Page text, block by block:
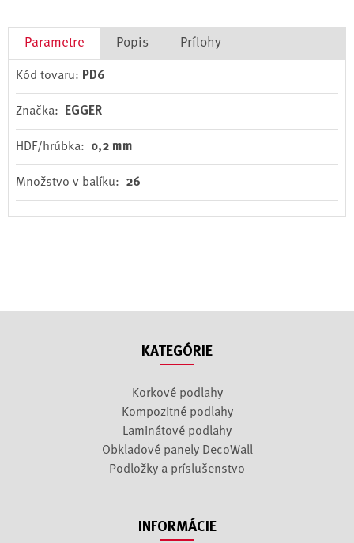
Parametre Popis Prílohy
Kód tovaru: PD6
Značka: EGGER
HDF/hrúbka: 0,2 mm
Množstvo v balíku: 26
KATEGÓRIE
Korkové podlahy
Kompozitné podlahy
Laminátové podlahy
Obkladové panely DecoWall
Podložky a príslušenstvo
INFORMÁCIE